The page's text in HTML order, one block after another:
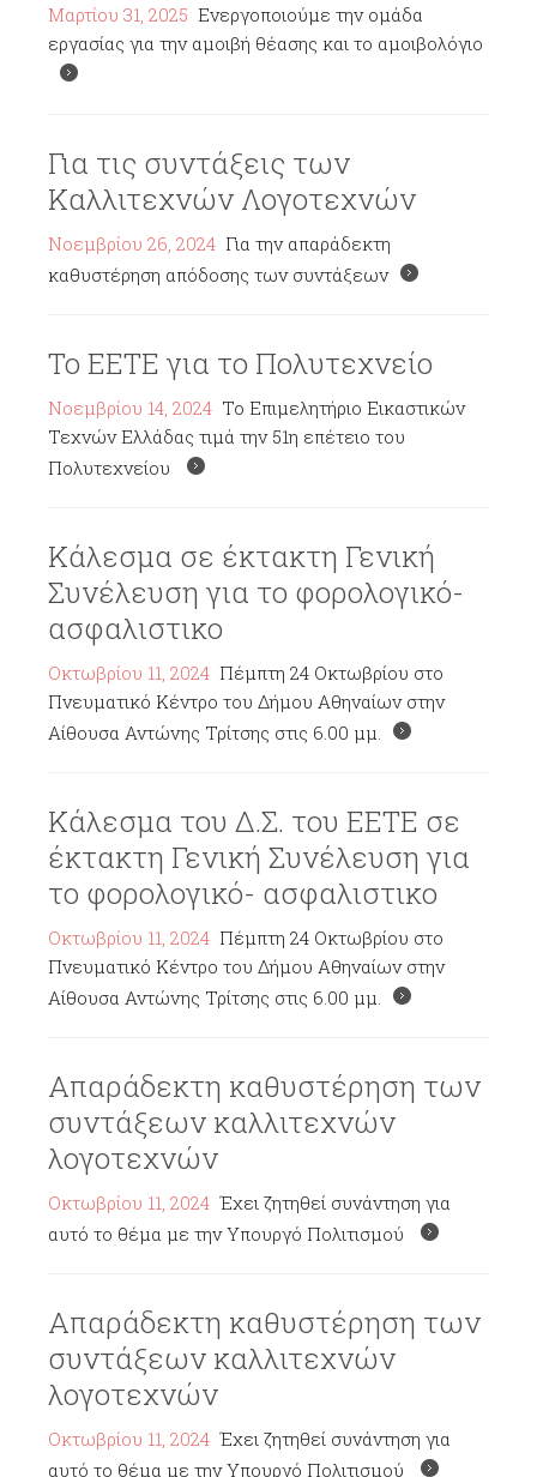
Μαρτίου 31, 2025 Ενεργοποιούμε την ομάδα
εργασίας για την αμοιβή θέασης και το αμοιβολόγιο
Για τις συντάξεις των
Καλλιτεχνών Λογοτεχνών
Νοεμβρίου 26, 2024 Για την απαράδεκτη
καθυστέρηση απόδοσης των συντάξεων
Το ΕΕΤΕ για το Πολυτεχνείο
Νοεμβρίου 14, 2024 Το Επιμελητήριο Εικαστικών
Τεχνών Ελλάδας τιμά την 51η επέτειο του
Πολυτεχνείου
Κάλεσμα σε έκτακτη Γενική
Συνέλευση για το φορολογικό-
ασφαλιστικο
Οκτωβρίου 11, 2024 Πέμπτη 24 Οκτωβρίου στο
Πνευματικό Κέντρο του Δήμου Αθηναίων στην
Αίθουσα Αντώνης Τρίτσης στις 6.00 μμ.
Κάλεσμα του Δ.Σ. του ΕΕΤΕ σε
έκτακτη Γενική Συνέλευση για
το φορολογικό- ασφαλιστικο
Οκτωβρίου 11, 2024 Πέμπτη 24 Οκτωβρίου στο
Πνευματικό Κέντρο του Δήμου Αθηναίων στην
Αίθουσα Αντώνης Τρίτσης στις 6.00 μμ.
Απαράδεκτη καθυστέρηση των
συντάξεων καλλιτεχνών
λογοτεχνών
Οκτωβρίου 11, 2024 Έχει ζητηθεί συνάντηση για
αυτό το θέμα με την Υπουργό Πολιτισμού
Απαράδεκτη καθυστέρηση των
συντάξεων καλλιτεχνών
λογοτεχνών
Οκτωβρίου 11, 2024 Έχει ζητηθεί συνάντηση για
αυτό το θέμα με την Υπουργό Πολιτισμού